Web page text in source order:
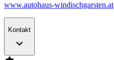
www.autohaus-windischgarsten.at
Kontakt